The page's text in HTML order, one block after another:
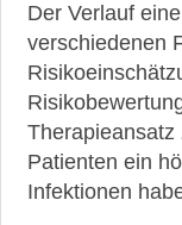
Der Verlauf
verschiedenen
Patienten ein
Infektionen